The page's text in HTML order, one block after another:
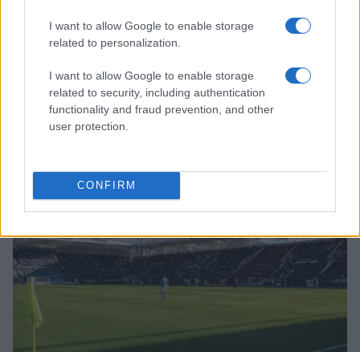
I want to allow Google to enable storage
related to personalization.
I want to allow Google to enable storage
related to security, including authentication
functionality and fraud prevention, and other
user protection.
CONFIRM
Milan-Inter 1-1: le pagelle e le prestazioni salienti
CALCIO